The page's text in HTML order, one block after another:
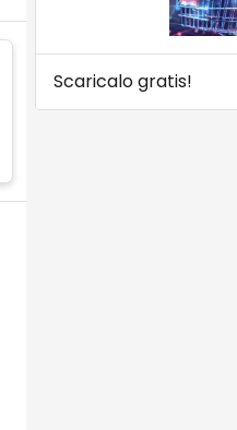
Scaricalo gratis!